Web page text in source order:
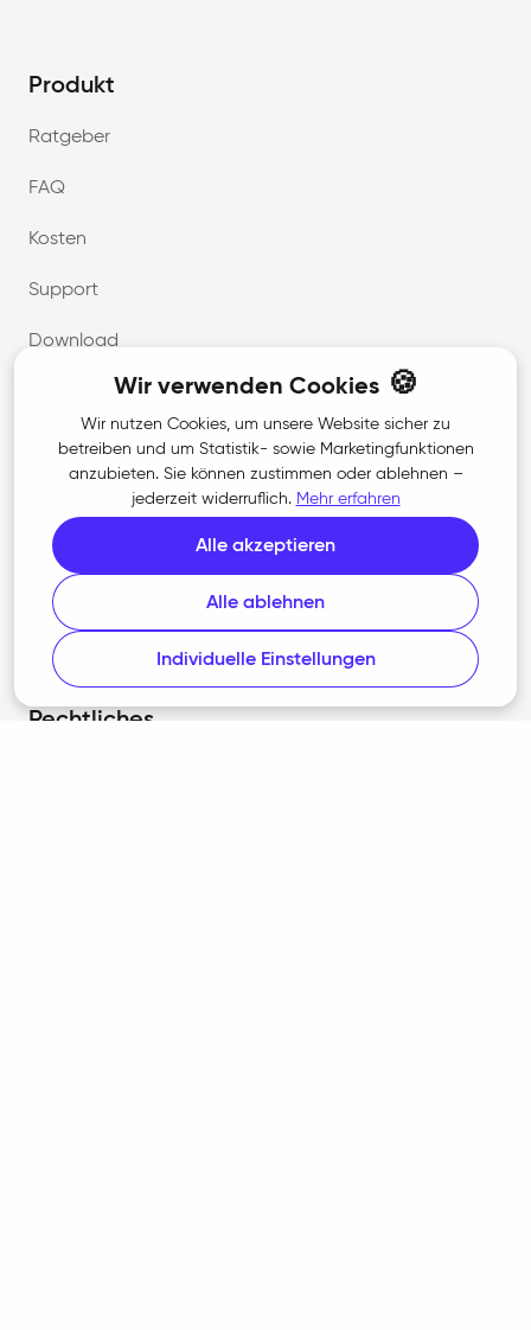
Produkt
Ratgeber
FAQ
Kosten
Support
Download
Unternehmen
Über uns
Karriere
Kontakt
Presse
Rechtliches
Wir verwenden Cookies🍪
Wir nutzen Cookies, um unsere Website sicher zu
betreiben und um Statistik- sowie Marketingfunktionen
anzubieten. Sie können zustimmen oder ablehnen –
jederzeit widerruflich. Mehr erfahren
Alle akzeptieren
Alle ablehnen
Individuelle Einstellungen